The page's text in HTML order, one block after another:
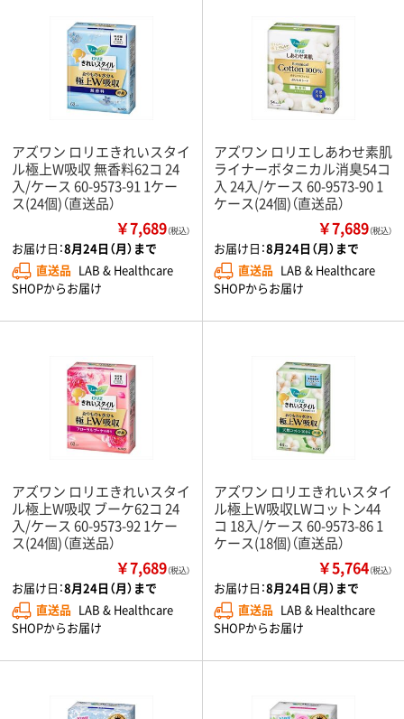
アズワン ロリエきれいスタイ
ル極上W吸収 無香料62コ 24
入/ケース 60-9573-91 1ケー
ス(24個)（直送品）
￥7,689（税込）
お届け日：8月24日（月）まで
直送品 LAB & Healthcare
SHOPからお届け
アズワン ロリエしあわせ素肌
ライナーボタニカル消臭54コ
入 24入/ケース 60-9573-90 1
ケース(24個)（直送品）
￥7,689（税込）
お届け日：8月24日（月）まで
直送品 LAB & Healthcare
SHOPからお届け
アズワン ロリエきれいスタイ
ル極上W吸収 ブーケ62コ 24
入/ケース 60-9573-92 1ケー
ス(24個)（直送品）
￥7,689（税込）
お届け日：8月24日（月）まで
直送品 LAB & Healthcare
SHOPからお届け
アズワン ロリエきれいスタイ
ル極上W吸収LWコットン44
コ 18入/ケース 60-9573-86 1
ケース(18個)（直送品）
￥5,764（税込）
お届け日：8月24日（月）まで
直送品 LAB & Healthcare
SHOPからお届け